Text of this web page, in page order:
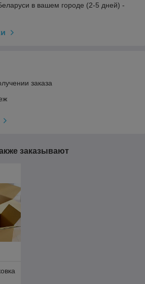
в вашем городе (2-5 дней) -
заказа
заказывают